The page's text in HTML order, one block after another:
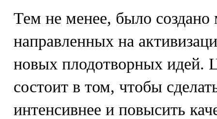
Тем не менее, было создано
направленных на
новых плодотворных идей.
состоит в том, чтобы
интенсивнее и повысить